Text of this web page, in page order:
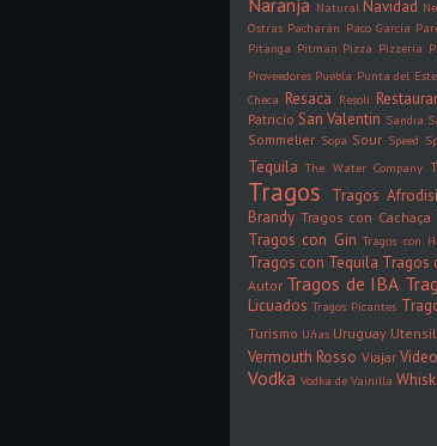
Naranja Natural Navidad
Ostras Pacharán Paco Garcia
Pitanga Pitman Pizza Pizzería
Proveedores Puebla Punta del Este
Checa Resaca Resolí
Patricio San Valentin Sandia
Sommelier Sopa Sour Speed
Tequila The Water Company
Tragos Tragos
Brandy Tragos con Cachaça
Tragos con Gin Tragos con
Tragos con Tequila Tragos
Autor Tragos de IBA
Licuados Tragos Picantes
Turismo Uñas Uruguay
Vermouth Rosso Viajar
Vodka Vodka de Vainilla